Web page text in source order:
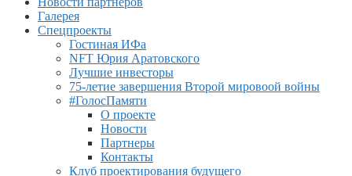
Галерея
Спецпроекты
Гостиная ИФа
NFT Юрия Аратовского
Лучшие инвесторы
75-летие завершения Второй мировоой войны
#ГолосПамяти
О проекте
Новости
Партнеры
Контакты
Клуб проектирования будущего